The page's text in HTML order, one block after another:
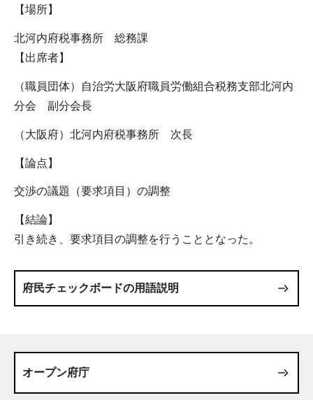
【場所】
北河内府税事務所 総務課
【出席者】
（職員団体）自治労大阪府職員労働組合税務支部北河内
分会 副分会長
（大阪府）北河内府税事務所 次長
【論点】
交渉の議題（要求項目）の調整
【結論】
引き続き、要求項目の調整を行うこととなった。
府民チェックボードの用語説明
オープン府庁